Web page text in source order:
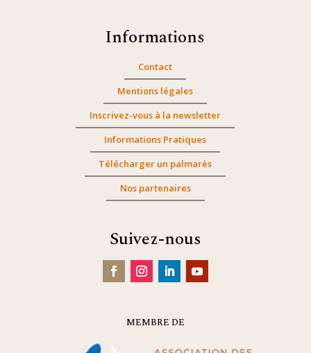
Informations
Contact
Mentions légales
Inscrivez-vous à la newsletter
Informations Pratiques
Télécharger un palmarès
Nos partenaires
Suivez-nous
MEMBRE DE